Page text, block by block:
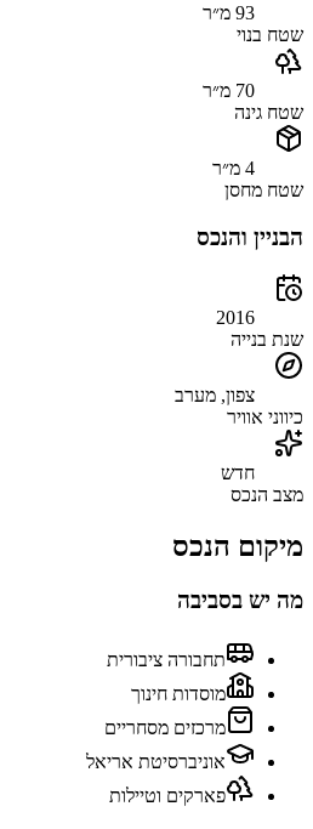
93 מ״ר
שטח בנוי
70 מ״ר
שטח גינה
4 מ״ר
שטח מחסן
הבניין והנכס
2016
שנת בנייה
צפון, מערב
כיווני אוויר
חדש
מצב הנכס
מיקום הנכס
מה יש בסביבה
תחבורה ציבורית
מוסדות חינוך
מרכזים מסחריים
אוניברסיטת אריאל
פארקים וטיילות